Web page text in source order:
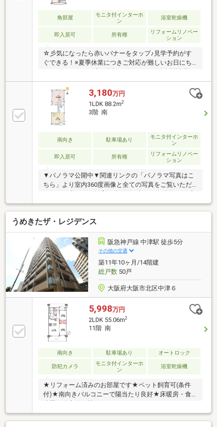
り）■陽当たり、見晴らし良好！■大規模マンション！
■管理体制良好！※弊社では他社さまが掲載している物
件も併せてご紹介可能です♪お気軽にお申し付けくだ
さい♪
角部屋
モニタ付インターホ
ン
浴室乾燥機
即入居可 所有権
リフォームリノベー
ション
☆彡気になったら赤いバナーをタップ♪見学予約がす
ぐできる！※夏季休業につきご対応が難しいお日にち
もございます。一度ご相談ください！☆彡資料請求か
らでもお気軽にお問い合わせください♪◆戸建感覚で
お住まいいただける7階・8階メゾネットタイプ！
◇LDKからは一面淀川が望めます！◆ペット多頭飼育
可能です◇全棟総戸数868戸で管理体制良好◎修繕も
きちんと行われています◆梅田徒歩圏内！近くにライ
フも完成しますよ！住宅ローンのお悩み、「住宅ロー
ンアドバイザー」が承ります！転職したばかり…他の
借入がある…審査に落ちてしまった…など、お悩みの方
「資金計画」は住宅購入の要(かなめ)です！ひとつず
3,180万円
1LDK 88.2m2
3階 南
南向き 駐車場あり
モニタ付インターホ
ン
即入居可 所有権
リフォームリノベー
ション
▼パノラマ公開中▼関連リンクの「パノラマ写真はこ
ちら」より室内360度画像と全ての写真をご覧いただ
けます。◇ペット飼育可(規約有)◇2020年水回り一式
フルリフォーム済◇3ＷＡＹアクセス可！ 大阪メト
ロ御堂筋線「中津」歩9分 阪急神戸線「中津」歩9
分 阪急神戸線「大阪梅田」歩16分◇コンパクトなが
らも快適に暮らせる1LDK◇戸建て感覚の暮らしを楽し
めるメゾネットタイプ◇南向きにつき陽当たり良好
【周辺施設】中津小学校：徒歩5分大淀中学校：徒歩
23分MISUGIYA＋豊崎店：徒歩10分ファミリーマー
ト：徒歩5分大阪中津郵便局：徒歩9分
うめきたザ・レジデンス
阪急神戸線 中津駅 徒歩5分
その他の交通
築11年10ヶ月/14階建
総戸数50戸
大阪府大阪市北区中津６
5,998万円
2LDK 55.06m2
11階 南
南向き 駐車場あり オートロック
防犯カメラ
モニタ付インターホ
ン
浴室乾燥機
★リフォーム済みのお部屋です★ペット飼育可(条件
付)★南向きバルコニーで陽当たり良好★床暖房・食
洗器・浴室乾燥機付★